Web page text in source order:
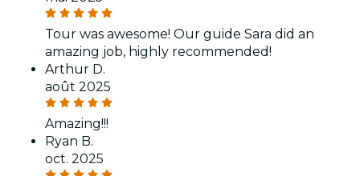
Tour was awesome! Our guide Sara did an
amazing job, highly recommended!
Arthur D.
août 2025
Amazing!!!
Ryan B.
oct. 2025